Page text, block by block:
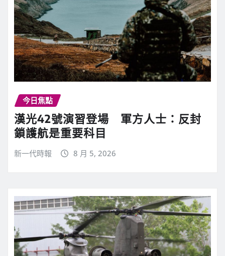
今日焦點
漢光42號演習登場 軍方人士：反封
鎖護航是重要科目
新一代時報 8 月 5, 2026